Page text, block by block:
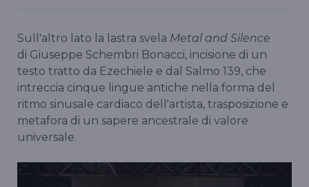
Sull'altro lato la lastra svela Metal and Silence
di Giuseppe Schembri Bonacci, incisione di un
testo tratto da Ezechiele e dal Salmo 139, che
intreccia cinque lingue antiche nella forma del
ritmo sinusale cardiaco dell'artista, trasposizione e
metafora di un sapere ancestrale di valore
universale.